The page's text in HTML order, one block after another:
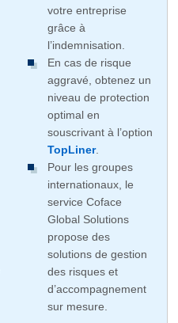
votre entreprise
grâce à
l’indemnisation.
En cas de risque
aggravé, obtenez un
niveau de protection
optimal en
souscrivant à l’option
TopLiner.
Pour les groupes
internationaux, le
service Coface
Global Solutions
propose des
solutions de gestion
des risques et
d’accompagnement
sur mesure.